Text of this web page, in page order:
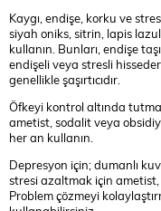
Kaygı, endişe, korku ve
siyah oniks, sitrin, lapis
kullanın. Bunları, endişe
endişeli veya stresli
genellikle şaşırtıcıdır.
Öfkeyi kontrol altında
ametist, sodalit veya
her an kullanın.
Depresyon için; dumanlı
stresi azaltmak için ametist,
Problem çözmeyi